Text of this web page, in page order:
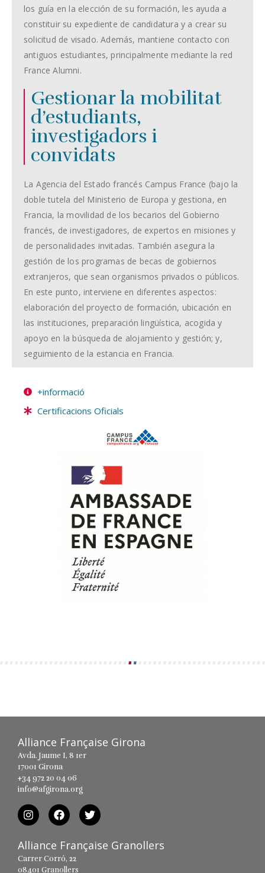
los guía en la elección de su formación, les ayuda a
constituir su expediente de candidatura y a crear su
solicitud de visado. Además, mantiene contacto con
antiguos estudiantes, principalmente mediante la red
France Alumni.
Gestionar la mobilitat
d’estudiants,
investigadors i
convidats
La Agencia del Estado francés Campus France (bajo la
doble tutela del Ministerio de Europa y gestiona, en
Francia, la movilidad de los becarios del Gobierno
francés, de investigadores, de expertos en misiones y
de personalidades invitadas. También asegura la
gestión de los programas de becas de gobiernos
extranjeros, que sean organismos privados o públicos.
En este punto, interviene en diferentes aspectos:
elaboración del proyecto de formación, ubicación en
las instituciones, preparación lingüística, acogida y
apoyo en la búsqueda de alojamiento y gestión; y,
seguimiento de la estancia en Francia.
+informació
Certificacions Oficials
Alliance Française Girona
Avda. Jaume I, 8 1er
17001 Girona
+34 972 20 04 06
info@afgirona.org
Alliance Française Granollers
Carrer Corró, 22
08401 Granollers